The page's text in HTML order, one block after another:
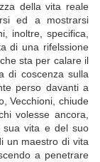
della vita reale
ed a mostrarsi
inoltre, specifica,
di una rifelssione
sta per calare il
di coscenza sulla
perso davanti a
Vecchioni, chiude
volesse ancora,
sua vita e del suo
un maestro di vita
a penetrare